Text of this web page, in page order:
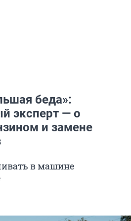
беда»:
эксперт — о
и замене
в машине